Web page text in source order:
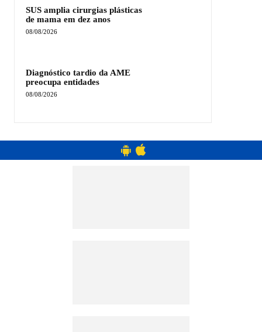
SUS amplia cirurgias plásticas
de mama em dez anos
08/08/2026
Diagnóstico tardio da AME
preocupa entidades
08/08/2026